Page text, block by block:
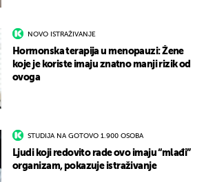
NOVO ISTRAŽIVANJE
Hormonska terapija u menopauzi: Žene
koje je koriste imaju znatno manji rizik od
ovoga
STUDIJA NA GOTOVO 1.900 OSOBA
Ljudi koji redovito rade ovo imaju “mlađi”
organizam, pokazuje istraživanje